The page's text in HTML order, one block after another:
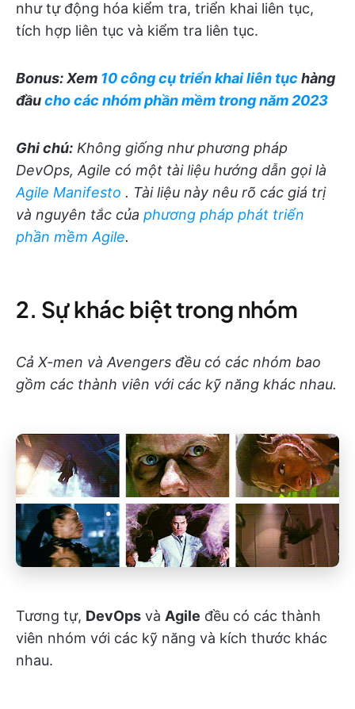
như tự động hóa kiểm tra, triển khai liên tục,
tích hợp liên tục và kiểm tra liên tục.
Bonus: Xem 10 công cụ triển khai liên tục hàng
đầucho các nhóm phần mềm trong năm 2023
Ghi chú: Không giống như phương pháp
DevOps, Agile có một tài liệu hướng dẫn gọi là
Agile Manifesto . Tài liệu này nêu rõ các giá trị
và nguyên tắc của phương pháp phát triển
phần mềm Agile.
2. Sự khác biệt trong nhóm
Cả X-men và Avengers đều có các nhóm bao
gồm các thành viên với các kỹ năng khác nhau.
Tương tự, DevOps và Agile đều có các thành
viên nhóm với các kỹ năng và kích thước khác
nhau.